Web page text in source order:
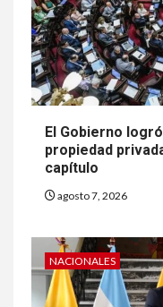
El Gobierno
propiedad
capítulo
agosto 7, 2026
NACIONALES